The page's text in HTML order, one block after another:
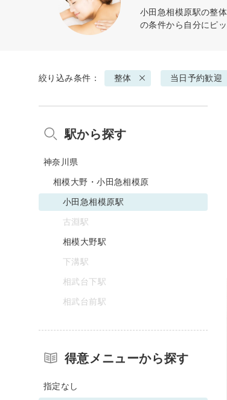
小田急相模原駅の整体
の条件から自分にピ
絞り込み条件： 整体 当日予約歓迎
駅から探す
神奈川県
相模大野・小田急相模原
小田急相模原駅
古淵駅
相模大野駅
下溝駅
相武台下駅
相武台前駅
得意メニューから探す
指定なし